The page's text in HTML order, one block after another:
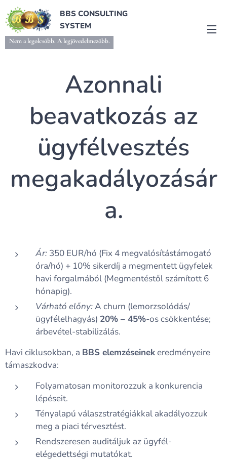
BBS CONSULTING
SYSTEM
Nem a legolcsóbb. A legjövedelmezőbb.
Azonnali
beavatkozás az
ügyfélvesztés
megakadályozásár
a.
Ár: 350 EUR/hó (Fix 4 megvalósítástámogató
óra/hó) + 10% sikerdíj a megmentett ügyfelek
havi forgalmából (Megmentéstől számított 6
hónapig).
Várható előny:A churn (lemorzsolódás/
ügyfélelhagyás) 20% – 45%-os csökkentése;
árbevétel-stabilizálás.
Havi ciklusokban, a BBS elemzéseinekeredményeire
támaszkodva:
Folyamatosan monitorozzuk a konkurencia
lépéseit.
Tényalapú válaszstratégiákkal akadályozzuk
meg a piaci térvesztést.
Rendszeresen auditáljuk az ügyfél-
elégedettségi mutatókat.